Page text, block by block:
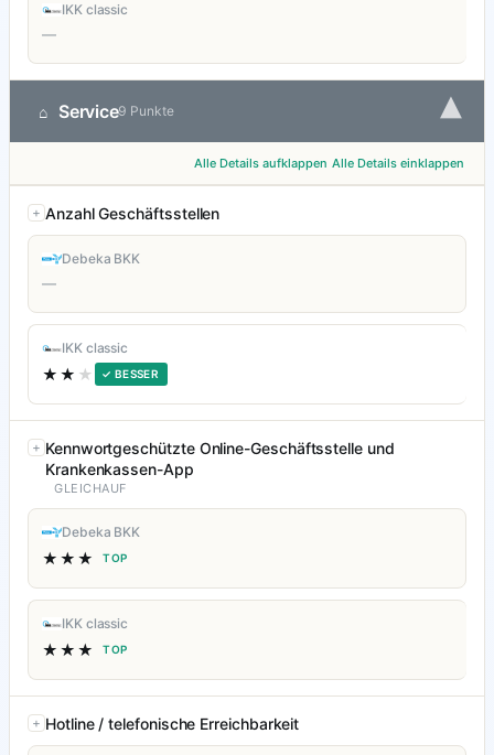
IKK classic
—
⌂ Service9 Punkte ▾
Alle Details aufklappen Alle Details einklappen
Anzahl Geschäftsstellen
Debeka BKK
—
IKK classic
★★ ★ ✓ BESSER
Kennwortgeschützte Online-Geschäftsstelle und
Krankenkassen-App
GLEICHAUF
Debeka BKK
★★★ TOP
IKK classic
★★★ TOP
Hotline / telefonische Erreichbarkeit